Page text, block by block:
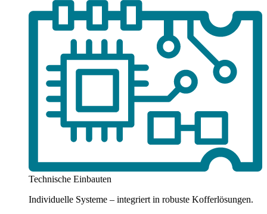
Technische Einbauten
Individuelle Systeme – integriert in robuste Kofferlösungen.